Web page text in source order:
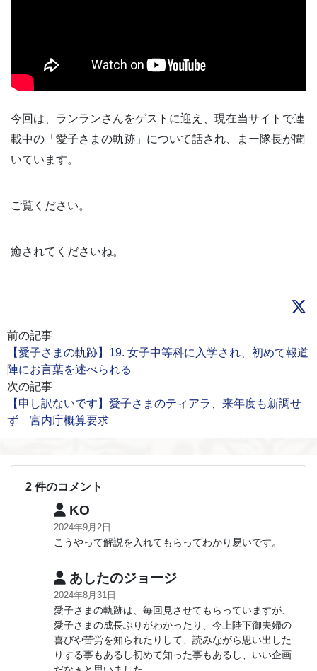
今回は、ランランさんをゲストに迎え、現在当サイトで連
載中の「愛子さまの軌跡」について話され、まー隊長が聞
いています。
ご覧ください。
癒されてくださいね。
前の記事
【愛子さまの軌跡】19. 女子中等科に入学され、初めて報道
陣にお言葉を述べられる
次の記事
【申し訳ないです】愛子さまのティアラ、来年度も新調せ
ず 宮内庁概算要求
2 件のコメント
KO
2024年9月2日
こうやって解説を入れてもらってわかり易いです。
あしたのジョージ
2024年8月31日
愛子さまの軌跡は、毎回見させてもらっていますが、
愛子さまの成長ぶりがわかったり、今上陛下御夫婦の
喜びや苦労を知られたりして、読みながら思い出した
りする事もあるし初めて知った事もあるし、いい企画